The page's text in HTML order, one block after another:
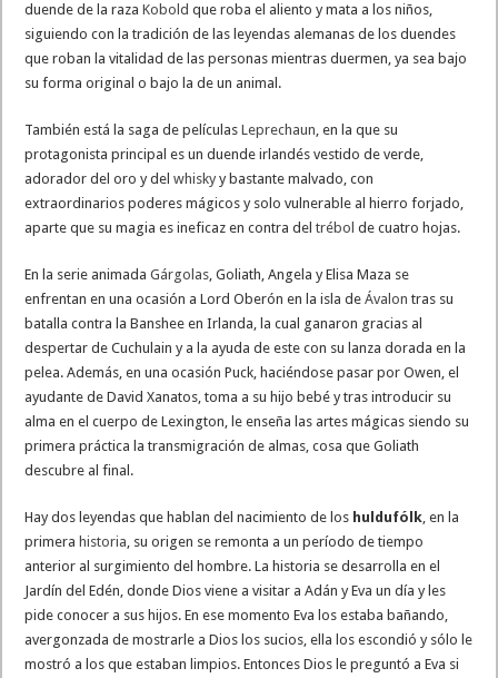
duende de la razaKobold que roba el aliento y mata a los niños,
siguiendo con la tradición de las leyendas alemanas de los duendes
que roban la vitalidad de las personas mientras duermen, ya sea bajo
su forma original o bajo la de un animal.
También está la saga de películasLeprechaun , en la que su
protagonista principal es un duende irlandés vestido de verde,
adorador del oro y delwhisky y bastante malvado, con
extraordinarios poderes mágicos y solo vulnerable al hierro forjado,
aparte que su magia es ineficaz en contra deltrébol de cuatro hojas.
En la serie animadaGárgolas , Goliath, Angela y Elisa Maza se
enfrentan en una ocasión a Lord Oberón en la isla deÁvalon tras su
batalla contra la Banshee en Irlanda, la cual ganaron gracias al
despertar de Cuchulain y a la ayuda de este con su lanza dorada en la
pelea. Además, en una ocasión Puck, haciéndose pasar por Owen, el
ayudante de David Xanatos, toma a su hijo bebé y tras introducir su
alma en el cuerpo de Lexington, le enseña las artes mágicas siendo su
primera práctica la transmigración de almas, cosa que Goliath
descubre al final.
Hay dos leyendas que hablan del nacimiento de los huldufólk , en la
primera historia , su origen se remonta a un período de tiempo
anterior al surgimiento del hombre. La historia se desarrolla en el
Jardín del Edén, donde Dios viene a visitar a Adán y Eva un día y les
pide conocer a sus hijos. En ese momento Eva los estaba bañando,
avergonzada de mostrarle a Dios los sucios, ella los escondió y sólo le
mostró a los que estaban limpios. Entonces Dios le preguntó a Eva si